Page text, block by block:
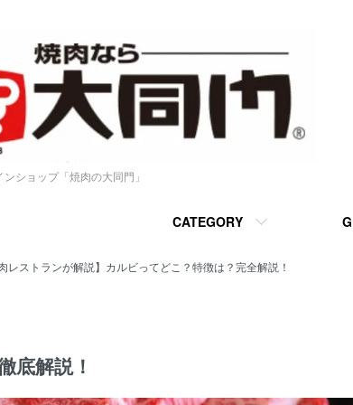
ンショップ「焼肉の大同門」
CATEGORY
肉レストランが解説】カルビってどこ？特徴は？完全解説！
底解説！